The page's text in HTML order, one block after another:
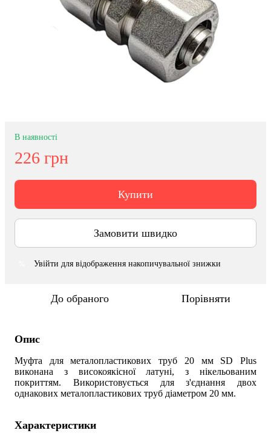
В наявності
226 грн
Купити
Замовити швидко
Увійти для відображення накопичувальної знижки
До обраного Порівняти
Опис
Муфта для металопластикових труб 20 мм SD Plus
виконана з високоякісної латуні, з нікельованим
покриттям. Використовується для з'єднання двох
однакових металопластикових труб діаметром 20 мм.
Характеристики